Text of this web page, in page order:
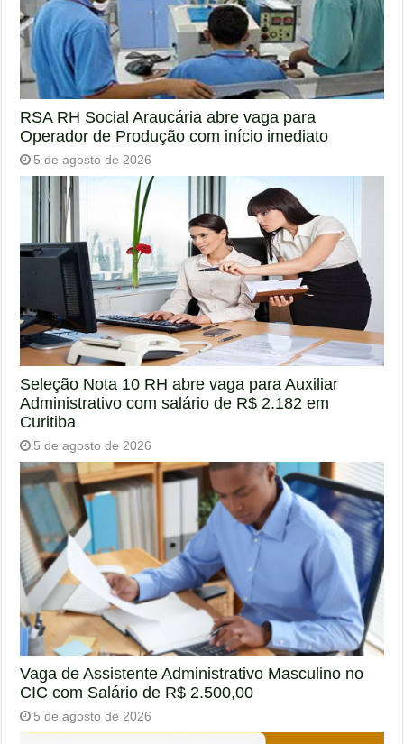
RSA RH Social Araucária abre vaga para
Operador de Produção com início imediato
5 de agosto de 2026
Seleção Nota 10 RH abre vaga para Auxiliar
Administrativo com salário de R$ 2.182 em
Curitiba
5 de agosto de 2026
Vaga de Assistente Administrativo Masculino no
CIC com Salário de R$ 2.500,00
5 de agosto de 2026